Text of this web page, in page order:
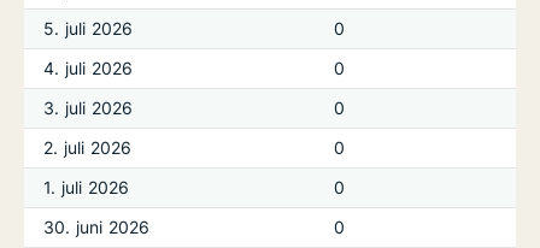
5. juli 2026
0
4. juli 2026
0
3. juli 2026
0
2. juli 2026
0
1. juli 2026
0
30. juni 2026
0